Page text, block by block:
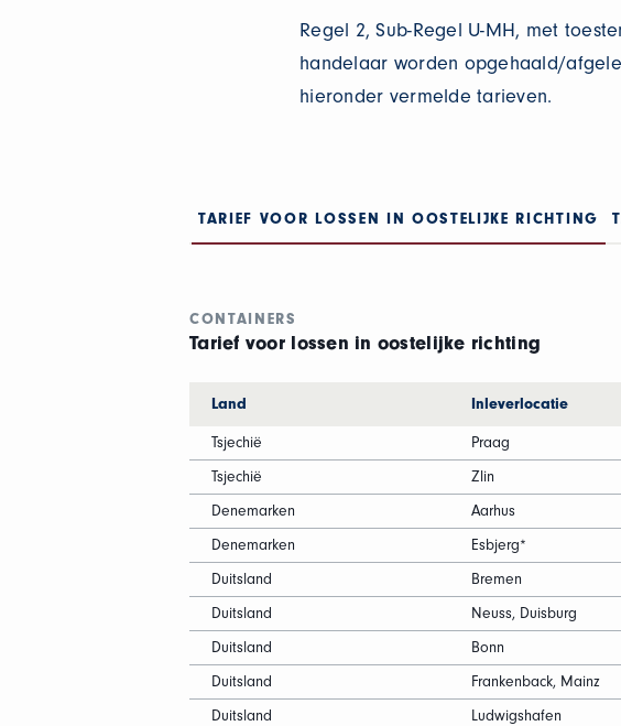
Regel 2, Sub-Regel U-MH, met
handelaar worden opgehaald/
hieronder vermelde tarieven.
TARIEF VOOR LOSSEN IN OOSTELIJKE RICHTING
CONTAINERS
Tarief voor lossen in oostelijke richting
Land Inleverlocatie
Tsjechië Praag
Tsjechië
Zlin
Denemarken
Aarhus
Denemarken
Esbjerg*
Duitsland
Bremen
Duitsland
Neuss, Duisburg
Duitsland
Bonn
Duitsland
Frankenback, Mainz
Duitsland
Ludwigshafen